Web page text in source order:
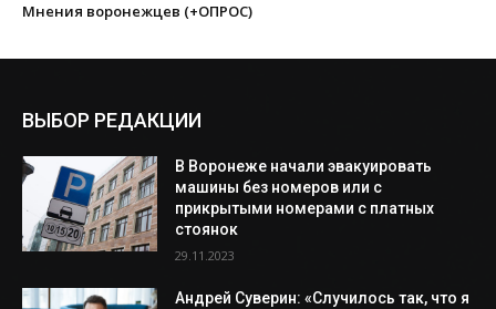
Мнения воронежцев (+ОПРОС)
ВЫБОР РЕДАКЦИИ
В Воронеже начали эвакуировать
машины без номеров или с
прикрытыми номерами с платных
стоянок
29.11.2023
Андрей Суверин: «Случилось так, что я